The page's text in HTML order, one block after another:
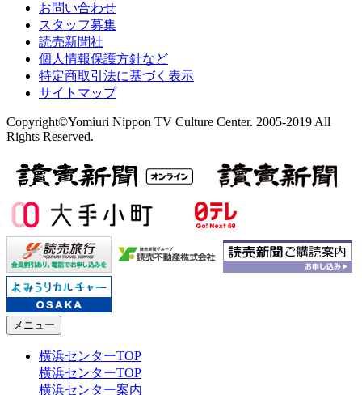
お問い合わせ
スタッフ募集
読売新聞社
個人情報保護方針など
特定商取引法に基づく表示
サイトマップ
Copyright©Yomiuri Nippon TV Culture Center. 2005-2019 All
Rights Reserved.
メニュー
横浜センターTOP
横浜センターTOP
横浜センター案内